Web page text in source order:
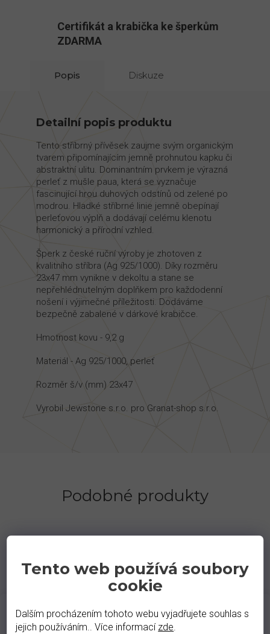
Tento web používá soubory
cookie
Dalším procházením tohoto webu vyjadřujete souhlas s
jejich používáním.. Více informací zde
Certifikát a krabička ke šperkům
ZDARMA
Popis Diskuze
Detailní popis produktu
Tento stříbrný přívěsek zaujme svým organickým
tvarem připomínajícím jemně prohnutou kapku či
abstraktní ulitu. Dominantním prvkem je výrazná
perleť z mušle paua, která se vyznačuje
fascinující hrou duhových odstínů od zelené po
modrou. Hladké stříbrné linie jemně obepínají
perleťovou výplň a dodávají celému klenotu
harmonický a přírodní vzhled.
Šperk z české ruční výroby je zhotoven z
kvalitního stříbra (Ag 925/1000). Díky rozměru
23x47 mm vynikne v dekoltu a stane se
nepřehlédnutelným doplňkem pro každodenní
nošení i výjimečné příležitosti. Dodáváme
bezpečně zabalené v dárkové krabičce.
Hmotnost kovu - 9,2 g
Materiál - Ag 925/1000, perleť
Rozměr š/v (mm) 23x47
Vyrobil Jewstone s.r.o. pro Granat-shop s.r.o.
Podobné produkty